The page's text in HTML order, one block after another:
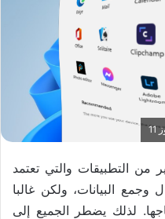
من التطبيقات والتي تعتمد
البيانات، ولكن غالبا
لذلك يضطر الجميع إلى